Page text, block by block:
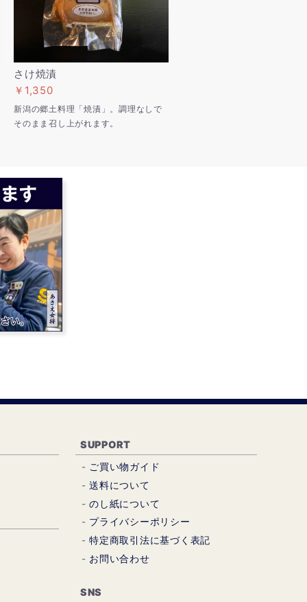
さけ焼漬
￥1,350
新潟の郷土料理「焼漬」。調理なしで
そのまま召し上がれます。
SUPPORT
ご買い物ガイド
送料について
のし紙について
プライバシーポリシー
特定商取引法に基づく表記
お問い合わせ
SNS